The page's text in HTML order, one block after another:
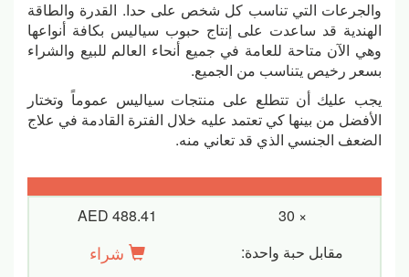
والجرعات التي تناسب كل شخص على حدا. القدرة والطاقة
الهندية قد ساعدت على إنتاج حبوب سياليس بكافة أنواعها
وهي الآن متاحة للعامة في جميع أنحاء العالم للبيع والشراء
بسعر رخيص يتناسب من الجميع.
يجب عليك أن تتطلع على منتجات سياليس عموماً وتختار
الأفضل من بينها كي تعتمد عليه خلال الفترة القادمة في علاج
الضعف الجنسي الذي قد تعاني منه.
AED 488.41 × 30
شراء
مقابل حبة واحدة: